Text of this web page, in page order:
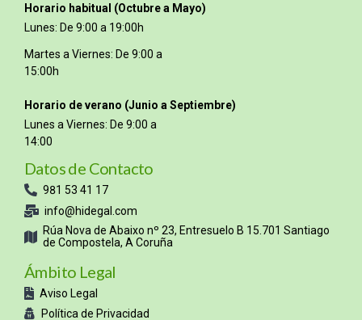
Horario habitual (Octubre a Mayo)
Lunes: De 9:00 a 19:00h
Martes a Viernes: De 9:00 a
15:00h
Horario de verano (Junio a Septiembre)
Lunes a Viernes: De 9:00 a
14:00
Datos de Contacto
981 53 41 17
info@hidegal.com
Rúa Nova de Abaixo nº 23, Entresuelo B 15.701 Santiago
de Compostela, A Coruña
Ámbito Legal
Aviso Legal
Política de Privacidad